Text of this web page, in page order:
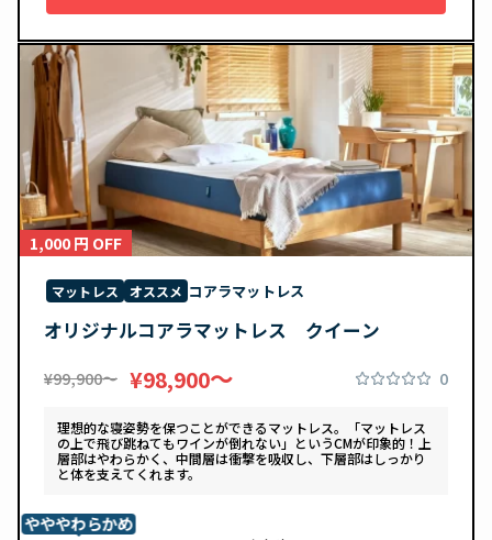
1,000 円 OFF
マットレス オススメ コアラマットレス
オリジナルコアラマットレス クイーン
¥99,900〜 ¥98,900〜 0
理想的な寝姿勢を保つことができるマットレス。「マットレス
の上で飛び跳ねてもワインが倒れない」というCMが印象的！上
層部はやわらかく、中間層は衝撃を吸収し、下層部はしっかり
と体を支えてくれます。
やややわらかめ